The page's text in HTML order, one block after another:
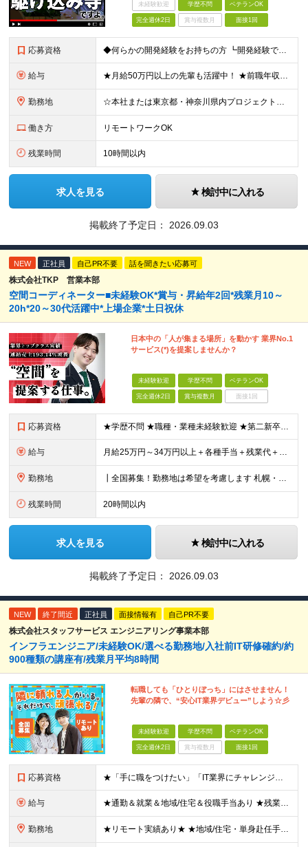
未経験歓迎 学歴不問 ベテランOK
完全週休2日 賞与複数月 面接1回
応募資格 ◆何らかの開発経験をお持ちの方 ┗開発経験ではなく、運用・保守経験があるという方も、お気軽にご応募ください！ ┗ブランク・転職回数は不問です！ ┗ネガティブな応募理由も歓迎です！ ※学歴不問 ☆活か
給与 ★月給50万円以上の先輩も活躍中！ ★前職年収から80万円以上UP保証 月給35万円～ ※月給には固定残業代を含む(月20時間分/2万6000円～/超過分別途支給） ※残業がなくても上記支給(基本残
勤務地 ☆本社または東京都・神奈川県内プロジェクト先での勤務となります ☆リモートワークOKの案件も多数あります(応相談) ☆転居を伴う転勤はありません ☆九州地方、北陸地方、北海道からの転職者も多数在籍！/
働き方 リモートワークOK
残業時間 10時間以内
求人を見る 検討中に入れる
掲載終了予定日： 2026.09.03
NEW 正社員 自己PR不要 話を聞きたい応募可
株式会社TKP 営業本部
空間コーディネーター■未経験OK*賞与・昇給年2回*残業月10～
20h*20～30代活躍中*上場企業*土日祝休
日本中の「人が集まる場所」を動かす 業界No.1
サービス(*)を提案しませんか？
未経験歓迎 学歴不問 ベテランOK
完全週休2日 賞与複数月 面接1回
応募資格 ★学歴不問 ★職種・業種未経験歓迎 ★第二新卒歓迎 ＜こんな方にオススメ＞ ◎一つの商材ではなく、幅広い提案で勝負したい ◎成長企業でスケールの大きい仕事に挑戦したい ◎実力を評価されたい＆腰を据え
給与 月給25万円～34万円以上＋各種手当＋残業代＋賞与年2回 初年度想定年収：348万円～ ※経験・能力を考慮のうえ優遇します。 ※上記にはエリア給（10,000円～15,000円）、見込み残業代（20
勤務地 ┃全国募集！勤務地は希望を考慮します 札幌・仙台・東京・横浜・金沢・名古屋・大阪・京都・広島・福岡 募集 ※上記のほか、全国に拠点あり ※キャリアアップやキャリアシフトに伴う転勤も一部ありますが、基
残業時間 20時間以内
求人を見る 検討中に入れる
掲載終了予定日： 2026.09.03
NEW 終了間近 正社員 面接情報有 自己PR不要
株式会社スタッフサービス エンジニアリング事業本部
インフラエンジニア/未経験OK/選べる勤務地/入社前IT研修確約/約
900種類の講座有/残業月平均8時間
転職しても「ひとりぼっち」にはさせません！
先輩の隣で、“安心IT業界デビュー”しよう☆彡
未経験歓迎 学歴不問 ベテランOK
完全週休2日 賞与複数月 面接1回
応募資格 ★「手に職をつけたい」「IT業界にチャレンジしたい」方歓迎！ ■学歴不問 ■IT知識・理系文系不問！未経験・第二新卒OK ★ITサポート・IT事務やエンジニアの経験をお持ちの方は優遇します！ 地方在
給与 ★通勤＆就業＆地域/住宅＆役職手当あり ★残業代は全額支給 ★選べる給与制度あり！ ■東京・神奈川・千葉・埼玉勤務の場合 月給24.5万円～55万円＋諸手当 （残業代は全額支給） (20,000円の
勤務地 ★リモート実績あり★ ★地域/住宅・単身赴任手当などサポートも万全 ★転任費用や寮・社宅制度も完備しています ★勤務地については希望を考慮の上、決定します ★面接地エリアでの就業率92％以上！ 『地